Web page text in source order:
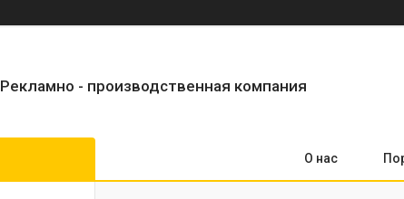
Рекламно - производственная компания
О нас